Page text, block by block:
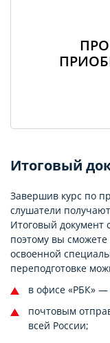
Итоговый
Завершив курс по
слушатели
Итоговый документ
поэтому вы
освоенной
переподготовке
в офисе «РБК» —
почтовым
всей России;